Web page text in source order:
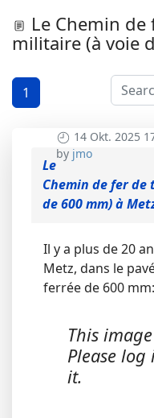
Le Chemin
militaire (à voie
1
14 Okt. 2025
by jmo
Le
Chemin de fer
de 600 mm) à
Il y a plus de 20
Metz, dans le
ferrée de 600 mm:
This
Please
it.